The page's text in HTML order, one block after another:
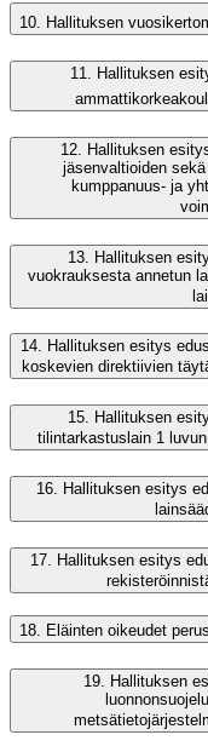
10. Hallituksen
11. Hallituksen
12.
Hallituksen
jäsenvaltioiden
kumppanuus- ja
13. Hallituksen
vuokrauksesta annetun
14. Hallituksen esitys
koskevien direktiivien
15. Hallituksen
tilintarkastuslain 1
16.
Hallituksen esitys
17. Hallituksen esitys
18. Eläinten oikeudet
19.
Hallituksen